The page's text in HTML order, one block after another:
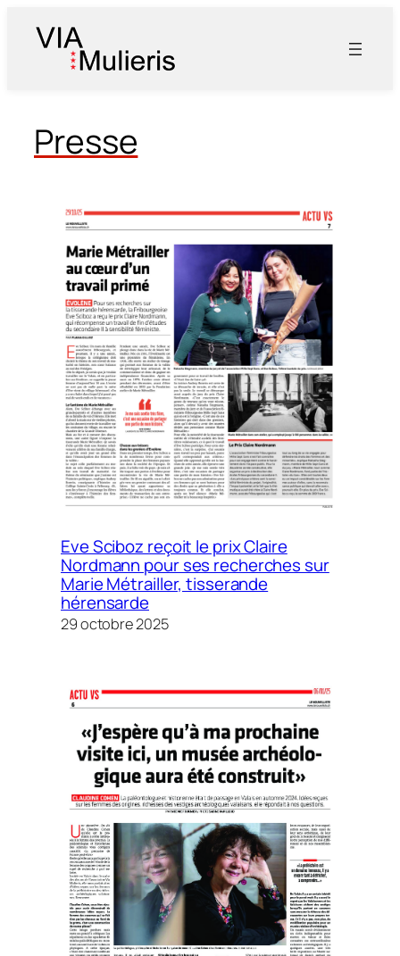
Presse
Eve Sciboz reçoit le prix Claire
Nordmann pour ses recherches sur
Marie Métrailler, tisserande
hérensarde
29 octobre 2025